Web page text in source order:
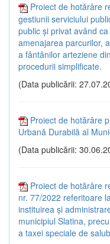
Proiect de hotărâre
gestiunii serviciului
public și privat având
amenajarea parcurilor,
a fântânilor arteziene
procedurii simplificate.
(Data publicării:
Proiect de hotărâre
Urbană Durabilă al
(Data publicării:
Proiect de hotărâre
nr. 77/2022 referitoare
instituirea și
municipiul Slatina,
a taxei speciale de